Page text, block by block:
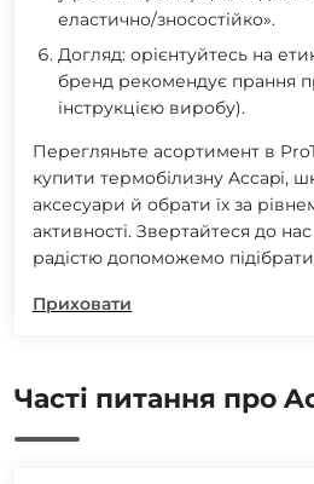
еластично/зносостійко».
Догляд: орієнтуйтесь на
бренд рекомендує прання
інструкцією виробу).
Перегляньте асортимент в
купити термобілизну Accapi,
аксесуари й обрати їх за
активності. Звертайтеся до
радістю допоможемо
Приховати
Часті питання про